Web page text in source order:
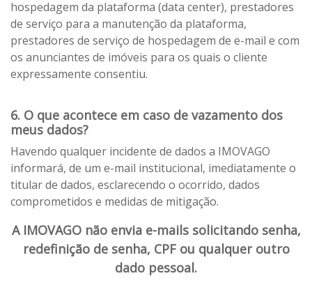
hospedagem da plataforma (data center), prestadores
de serviço para a manutenção da plataforma,
prestadores de serviço de hospedagem de e-mail e com
os anunciantes de imóveis para os quais o cliente
expressamente consentiu.
6. O que acontece em caso de vazamento dos
meus dados?
Havendo qualquer incidente de dados a IMOVAGO
informará, de um e-mail institucional, imediatamente o
titular de dados, esclarecendo o ocorrido, dados
comprometidos e medidas de mitigação.
A IMOVAGO não envia e-mails solicitando senha,
redefinição de senha, CPF ou qualquer outro
dado pessoal.